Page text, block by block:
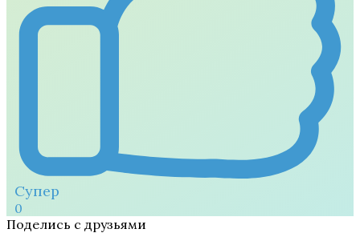
Супер
0
Поделись с друзьями